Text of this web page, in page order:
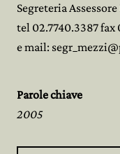
Segreteria
tel 02.7740.3387 fax
e mail:
Parole chiave
2005